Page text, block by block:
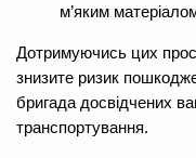
м’яким
Дотримуючись цих
знизите ризик
бригада досвідчених
транспортування.